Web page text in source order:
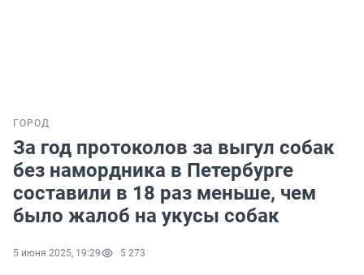
ГОРОД
За год протоколов за выгул собак
без намордника в Петербурге
составили в 18 раз меньше, чем
было жалоб на укусы собак
5 июня 2025, 19:29 5 273